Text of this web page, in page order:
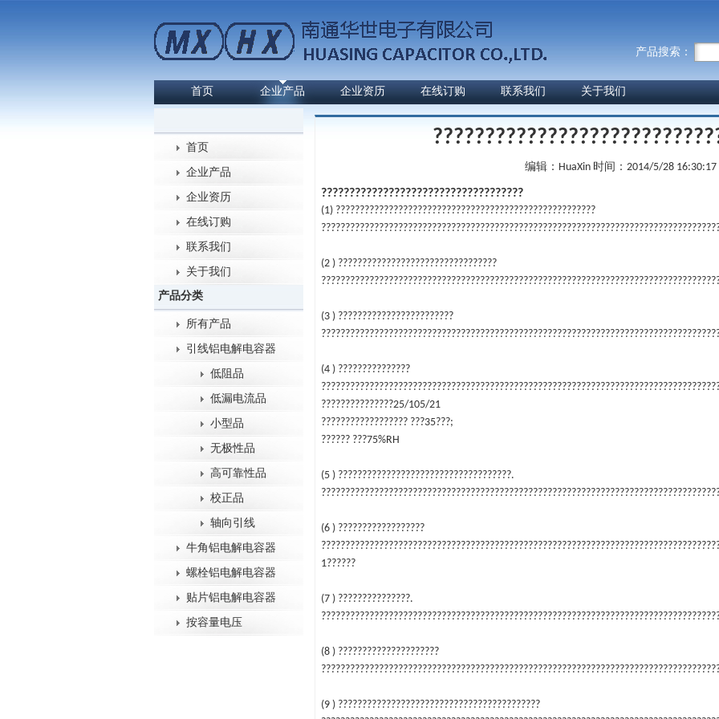
产品搜索：
首页 企业产品 企业资历 在线订购 联系我们 关于我们
首页
企业产品
企业资历
在线订购
联系我们
关于我们
产品分类
所有产品
引线铝电解电容器
低阻品
低漏电流品
小型品
无极性品
高可靠性品
校正品
轴向引线
牛角铝电解电容器
螺栓铝电解电容器
贴片铝电解电容器
按容量电压
编辑：HuaXin 时间：2014/5/28 16:30:17
????????????????????????????????????
(1) ??????????????????????????????????????????????????????
(2 ) ?????????????????????????????????
(3 ) ????????????????????????
(4 ) ???????????????
???????????????25/105/21
?????????????????? ???35???;
?????? ???75%RH
(5 ) ????????????????????????????????????.
(6 ) ??????????????????
1??????
(7 ) ???????????????.
(8 ) ?????????????????????
(9 ) ??????????????????????????????????????????